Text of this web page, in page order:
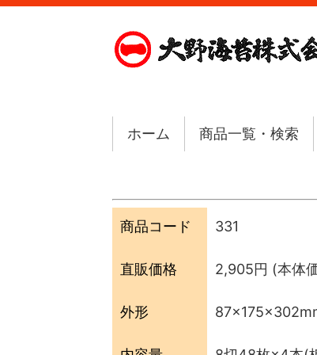
ホーム 商品一覧・検索
商品コード 331
直販価格 2,905円 (本体
外形